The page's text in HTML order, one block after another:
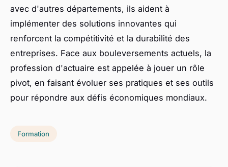
avec d'autres départements, ils aident à
implémenter des solutions innovantes qui
renforcent la compétitivité et la durabilité des
entreprises. Face aux bouleversements actuels, la
profession d'actuaire est appelée à jouer un rôle
pivot, en faisant évoluer ses pratiques et ses outils
pour répondre aux défis économiques mondiaux.
Formation